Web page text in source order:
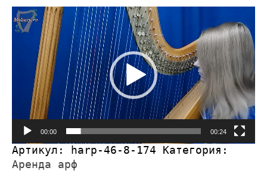
Видеоплеер
00:00 00:24
Артикул: harp-46-8-174
Категория:
Аренда арф